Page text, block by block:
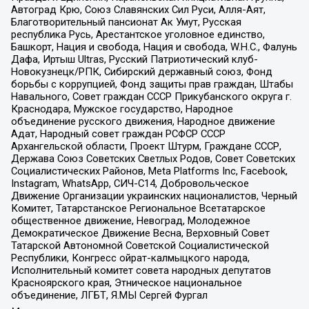
Автоград Крю, Союз Славянских Сил Руси, Алля-Аят,
Благотворительный пансионат Ак Умут, Русская
республика Русь, Арестантское уголовное единство,
Башкорт, Нация и свобода, Нация и свобода, W.H.С., Фалунь
Дафа, Иртыш Ultras, Русский Патриотический клуб-
Новокузнецк/РПК, Сибирский державный союз, Фонд
борьбы с коррупцией, Фонд защиты прав граждан, Штабы
Навального, Совет граждан СССР Прикубанского округа г.
Краснодара, Мужское государство, Народное
объединение русского движения, Народное движение
Адат, Народный совет граждан РСФСР СССР
Архангельской области, Проект Штурм, Граждане СССР,
Держава Союз Советских Светлых Родов, Совет Советских
Социалистических Районов, Meta Platforms Inc, Facebook,
Instagram, WhatsApp, СИЧ-С14, Добровольческое
Движение Организации украинских националистов, Черный
Комитет, Татарстанское Региональное Всетатарское
общественное движение, Невоград, Молодежное
Демократическое Движение Весна, Верховный Совет
Татарской Автономной Советской Социалистической
Республики, Конгресс ойрат-калмыцкого народа,
Исполнительный комитет совета народных депутатов
Красноярского края, Этническое национальное
объединение, ЛГБТ, Я.МЫ Сергей Фургал